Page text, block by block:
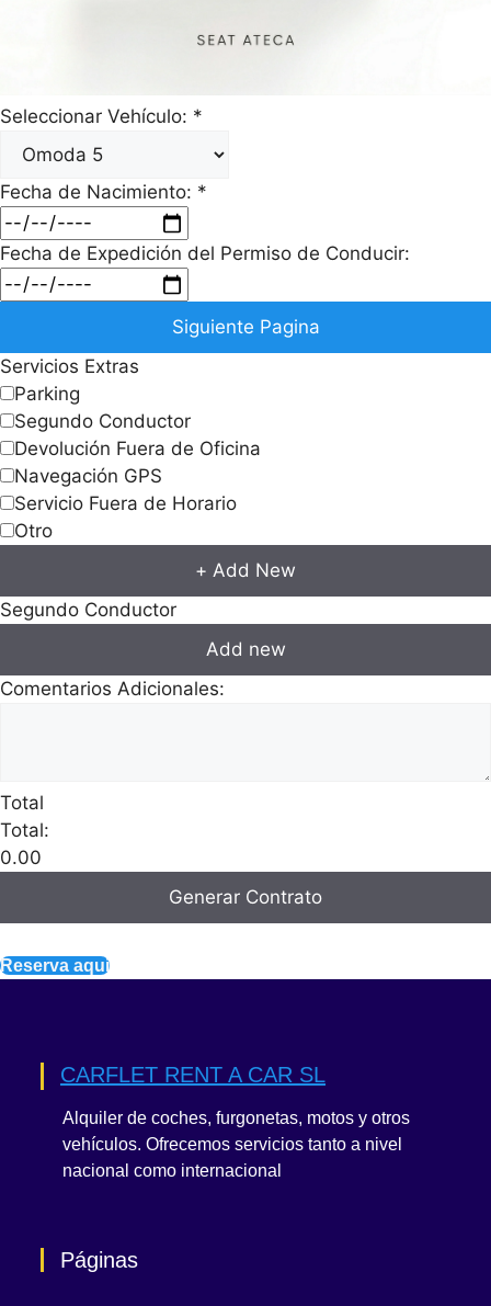
Seleccionar Vehículo: *
Fecha de Nacimiento: *
Fecha de Expedición del Permiso de Conducir:
Siguiente Pagina
Servicios Extras
Parking
Segundo Conductor
Devolución Fuera de Oficina
Navegación GPS
Servicio Fuera de Horario
Otro
+ Add New
Segundo Conductor
Add new
Comentarios Adicionales:
Total
Total:
0.00
Generar Contrato
Reserva aqui
CARFLET RENT A CAR SL
Alquiler de coches, furgonetas, motos y otros
vehículos. Ofrecemos servicios tanto a nivel
nacional como internacional
Páginas